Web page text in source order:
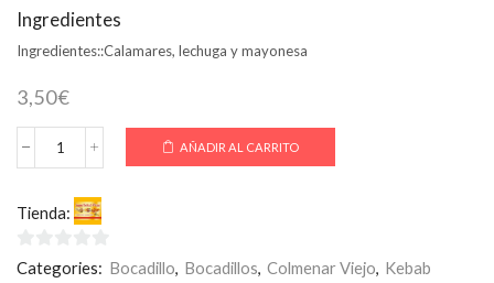
Ingredientes
Ingredientes::Calamares, lechuga y mayonesa
3,50€
Bocadillo
Calamares
cantidad
AÑADIR AL CARRITO
Tienda:
0
Categories: Bocadillo Bocadillos Colmenar Viejo Kebab